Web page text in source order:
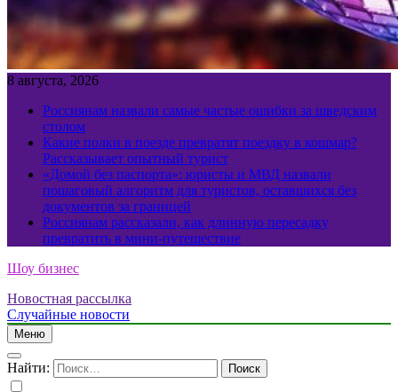
8 августа, 2026
Россиянам назвали самые частые ошибки за шведским
столом
Какие полки в поезде превратят поездку в кошмар?
Рассказывает опытный турист
«Домой без паспорта»: юристы и МВД назвали
пошаговый алгоритм для туристов, оставшихся без
документов за границей
Россиянам рассказали, как длинную пересадку
превратить в мини-путешествие
Шоу бизнес
Новостная рассылка
Случайные новости
Меню
Найти: